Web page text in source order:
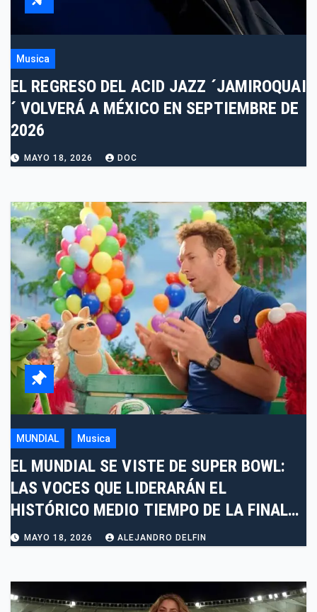
Musica
EL REGRESO DEL ACID JAZZ ´JAMIROQUAI
´ VOLVERÁ A MÉXICO EN SEPTIEMBRE DE
2026
MAYO 18, 2026 DOC
MUNDIAL Musica
EL MUNDIAL SE VISTE DE SUPER BOWL:
LAS VOCES QUE LIDERARÁN EL
HISTÓRICO MEDIO TIEMPO DE LA FINAL
2026
MAYO 18, 2026 ALEJANDRO DELFIN